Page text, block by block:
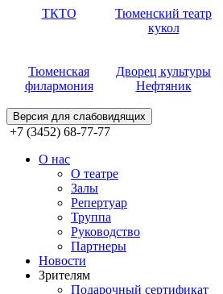
ТКТО
Тюменский театр
кукол
Тюменская
филармония
Дворец культуры
Нефтяник
Версия для слабовидящих
+7 (3452) 68-77-77
О нас
О театре
Залы
Репертуар
Труппа
Руководство
Партнеры
Новости
Зрителям
Подарочный сертификат